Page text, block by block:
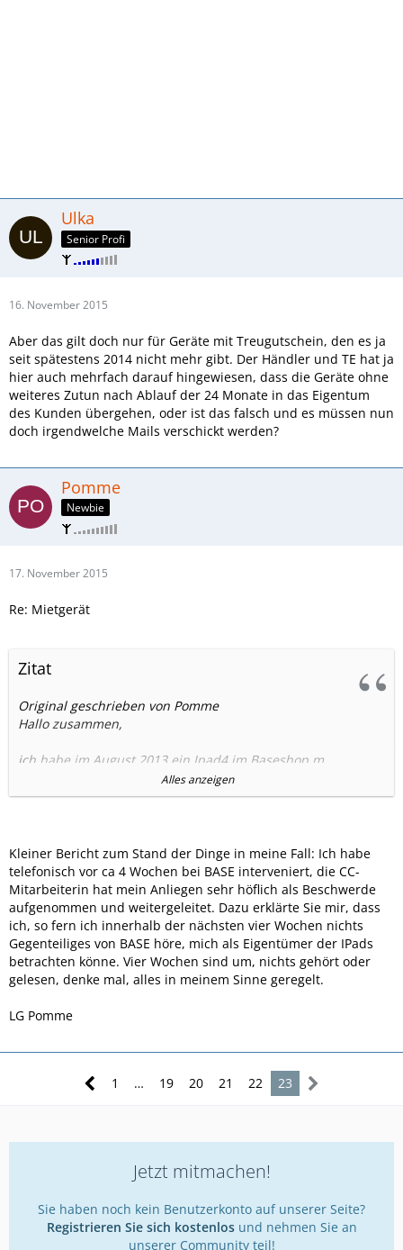
Ulka
Senior Profi
16. November 2015
Aber das gilt doch nur für Geräte mit Treugutschein, den es ja
seit spätestens 2014 nicht mehr gibt. Der Händler und TE hat ja
hier auch mehrfach darauf hingewiesen, dass die Geräte ohne
weiteres Zutun nach Ablauf der 24 Monate in das Eigentum
des Kunden übergehen, oder ist das falsch und es müssen nun
doch irgendwelche Mails verschickt werden?
Pomme
Newbie
17. November 2015
Re: Mietgerät
Zitat
Original geschrieben von Pomme
Hallo zusammen,
ich habe im August 2013 ein Ipad4 im Baseshop m.
Datentarif für 25€ monatlich, wie ich dachte, per Vertrag
erworben.
Treugutschein bei. Da der Vertrag schon wenige Wochen
fristgerecht zum Vertragsende August 2015 von mir
gekündigt wurde, packte ich alles an Schriftverkehr in den
Karton und nutze das Ipad wie gewöhnlich.
Weder in der schriftlichen Kündigungsbestätigung noch in
irgend einer anderen Form, wurde ich gegen Vertragsende
auf die verschiedenen Optionen (Rückgabe, Gutschein
ordern oder einlösen) seitens BASE hingewiesen. Es gab also
Regelungen hinwies.
wurde, das Mietgerät nun endlich zurückzusenden. Da
Vertragsende, könne man auch einem Erwerb des Gerätes
Ich fiel aus allen Wolken, entdeckte aber jetzt das ganze
den Shop-Mitarbeiter arglistig getäuscht und würde gerne
Geräte doch legal weiter zu besitzen. Vermute mal , dass ich
nicht der einzigste bin, dem das so widerfahren ist.
Alles anzeigen
Kleiner Bericht zum Stand der Dinge in meine Fall: Ich habe
telefonisch vor ca 4 Wochen bei BASE interveniert, die CC-
Mitarbeiterin hat mein Anliegen sehr höflich als Beschwerde
aufgenommen und weitergeleitet. Dazu erklärte Sie mir, dass
ich, so fern ich innerhalb der nächsten vier Wochen nichts
Gegenteiliges von BASE höre, mich als Eigentümer der IPads
betrachten könne. Vier Wochen sind um, nichts gehört oder
gelesen, denke mal, alles in meinem Sinne geregelt.
LG Pomme
1 … 19 20 21 22 23
Jetzt mitmachen!
Sie haben noch kein Benutzerkonto auf unserer Seite?
Registrieren Sie sich kostenlosund nehmen Sie an
unserer Community teil!